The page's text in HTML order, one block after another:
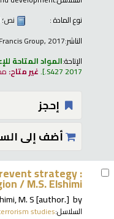
نوع المادة :
نص
الناشر:Group, 2017
الإتاحة:المواد المتاحة
.S427 2017
.غير متاح:
إحجز
أضف إلى
strategy :
/M.S. Elshimi.
by
M. S[author.]
السلاسل:studies